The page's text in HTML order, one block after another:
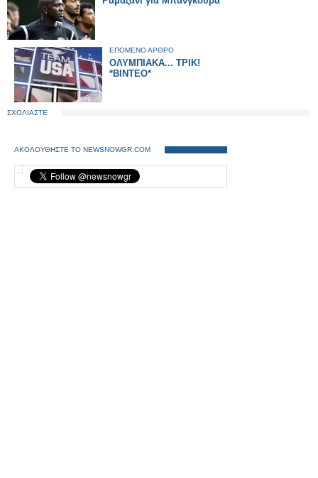
ΕΠΟΜΕΝΟ ΑΡΘΡΟ
ΟΛΥΜΠΙΑΚΑ... ΤΡΙΚ!
*ΒΙΝΤΕΟ*
ΣΧΟΛΙΑΣΤΕ
ΑΚΟΛΟΥΘΗΣΤΕ ΤΟ NEWSNOWGR.COM